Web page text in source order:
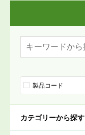
製品コード
カテゴリーから探す